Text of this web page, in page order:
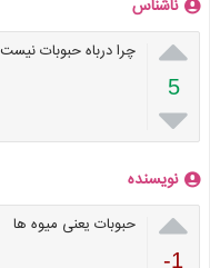
ناشناس

5

چرا درباه حبوبات نیست
نویسنده

-1
حبوبات یعنی میوه ها